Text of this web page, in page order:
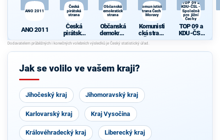
ANO 2011
ANO 2011
Česká
pirátská
strana
Česká
pirátská
strana
Občanská
demokratická
strana
Občanská
demokrati
cká strana
Komunistická
strana Čech a
Moravy
Komunisti
cká strana
Čech a
Moravy
TOP 09 a
KDU-ČSL -
Společně
pro jižní
Čechy
TOP 09 a
KDU-ČSL
- Společně
Čechy
Jak se volilo ve vašem kraji?
Jihočeský kraj Jihomoravský kraj
Karlovarský kraj Kraj Vysočina
Královéhradecký kraj Liberecký kraj